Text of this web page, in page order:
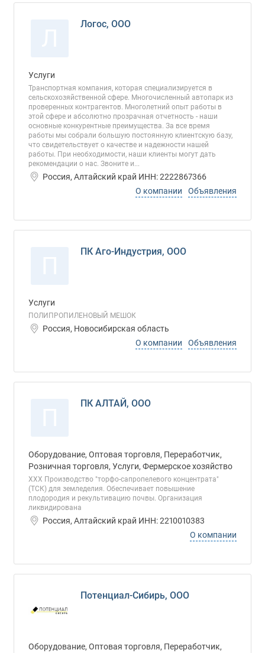
Логос, ООО
Услуги
Транспортная компания, которая специализируется в
сельскохозяйственной сфере. Многочисленный автопарк из
проверенных контрагентов. Многолетний опыт работы в
этой сфере и абсолютно прозрачная отчетность - наши
основные конкурентные преимущества. За все время
работы мы собрали большую постоянную клиентскую базу,
что свидетельствует о качестве и надежности нашей
работы. При необходимости, наши клиенты могут дать
рекомендации о нас. Звоните и...
Россия, Алтайский край ИНН: 2222867366
О компании
Объявления
ПК Аго-Индустрия, ООО
Услуги
ПОЛИПРОПИЛЕНОВЫЙ МЕШОК
Россия, Новосибирская область
О компании
Объявления
ПК АЛТАЙ, ООО
Оборудование, Оптовая торговля, Переработчик,
Розничная торговля, Услуги, Фермерское хозяйство
ХХХ Производство "торфо-сапропелевого концентрата"
(ТСК) для земледелия. Обеспечивает повышение
плодородия и рекультивацию почвы. Организация
ликвидирована
Россия, Алтайский край ИНН: 2210010383
О компании
Потенциал-Сибирь, ООО
Оборудование, Оптовая торговля, Переработчик,